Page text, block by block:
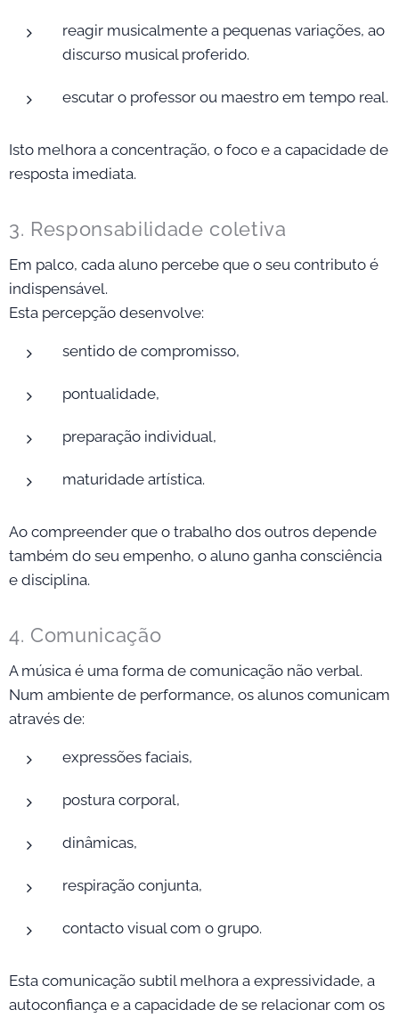
reagir musicalmente a pequenas variações, ao
discurso musical proferido.
escutar o professor ou maestro em tempo real.
Isto melhora a concentração, o foco e a capacidade de
resposta imediata.
3. Responsabilidade coletiva
Em palco, cada aluno percebe que o seu contributo é
indispensável.
Esta percepção desenvolve:
sentido de compromisso,
pontualidade,
preparação individual,
maturidade artística.
Ao compreender que o trabalho dos outros depende
também do seu empenho, o aluno ganha consciência
e disciplina.
4. Comunicação
A música é uma forma de comunicação não verbal.
Num ambiente de performance, os alunos comunicam
através de:
expressões faciais,
postura corporal,
dinâmicas,
respiração conjunta,
contacto visual com o grupo.
Esta comunicação subtil melhora a expressividade, a
autoconfiança e a capacidade de se relacionar com os